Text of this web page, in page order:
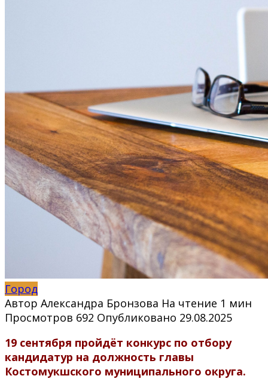
Город
Автор Александра Бронзова На чтение 1 мин
Просмотров 692 Опубликовано 29.08.2025
19 сентября пройдёт конкурс по отбору
кандидатур на должность главы
Костомукшского муниципального округа.